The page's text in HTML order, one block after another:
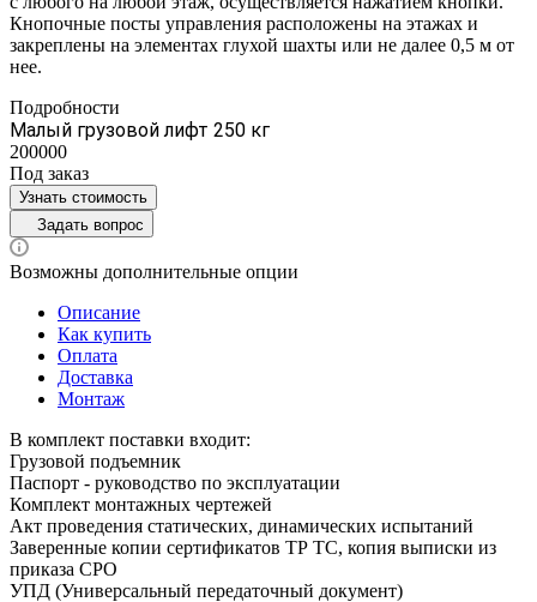
Кнопочные посты управления расположены на этажах и
закреплены на элементах глухой шахты или не далее 0,5 м от
нее.
Подробности
Малый грузовой лифт 250 кг
200000
Под заказ
Узнать стоимость
Задать вопрос
Возможны дополнительные опции
Описание
Как купить
Оплата
Доставка
Монтаж
В комплект поставки входит:
Грузовой подъемник
Паспорт - руководство по эксплуатации
Комплект монтажных чертежей
Акт проведения статических, динамических испытаний
Заверенные копии сертификатов ТР ТС, копия выписки из
приказа СРО
УПД (Универсальный передаточный документ)